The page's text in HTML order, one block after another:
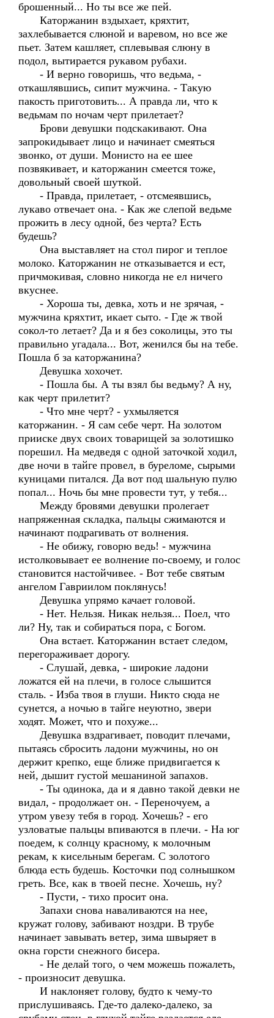
брошенный... Но ты все же пей.
Каторжанин вздыхает, кряхтит,
захлебывается слюной и варевом, но все же
пьет. Затем кашляет, сплевывая слюну в
подол, вытирается рукавом рубахи.
- И верно говоришь, что ведьма, -
откашлявшись, сипит мужчина. - Такую
пакость приготовить... А правда ли, что к
ведьмам по ночам черт прилетает?
Брови девушки подскакивают. Она
запрокидывает лицо и начинает смеяться
звонко, от души. Монисто на ее шее
позвякивает, и каторжанин смеется тоже,
довольный своей шуткой.
- Правда, прилетает, - отсмеявшись,
лукаво отвечает она. - Как же слепой ведьме
прожить в лесу одной, без черта? Есть
будешь?
Она выставляет на стол пирог и теплое
молоко. Каторжанин не отказывается и ест,
причмокивая, словно никогда не ел ничего
вкуснее.
- Хороша ты, девка, хоть и не зрячая, -
мужчина кряхтит, икает сыто. - Где ж твой
сокол-то летает? Да и я без соколицы, это ты
правильно угадала... Вот, женился бы на тебе.
Пошла б за каторжанина?
Девушка хохочет.
- Пошла бы. А ты взял бы ведьму? А ну,
как черт прилетит?
- Что мне черт? - ухмыляется
каторжанин. - Я сам себе черт. На золотом
прииске двух своих товарищей за золотишко
порешил. На медведя с одной заточкой ходил,
две ночи в тайге провел, в буреломе, сырыми
куницами питался. Да вот под шальную пулю
попал... Ночь бы мне провести тут, у тебя...
Между бровями девушки пролегает
напряженная складка, пальцы сжимаются и
начинают подрагивать от волнения.
- Не обижу, говорю ведь! - мужчина
истолковывает ее волнение по-своему, и голос
становится настойчивее. - Вот тебе святым
ангелом Гавриилом поклянусь!
Девушка упрямо качает головой.
- Нет. Нельзя. Никак нельзя... Поел, что
ли? Ну, так и собираться пора, с Богом.
Она встает. Каторжанин встает следом,
перегораживает дорогу.
- Слушай, девка, - широкие ладони
ложатся ей на плечи, в голосе слышится
сталь. - Изба твоя в глуши. Никто сюда не
сунется, а ночью в тайге неуютно, звери
ходят. Может, что и похуже...
Девушка вздрагивает, поводит плечами,
пытаясь сбросить ладони мужчины, но он
держит крепко, еще ближе придвигается к
ней, дышит густой мешаниной запахов.
- Ты одинока, да и я давно такой девки не
видал, - продолжает он. - Переночуем, а
утром увезу тебя в город. Хочешь? - его
узловатые пальцы впиваются в плечи. - На юг
поедем, к солнцу красному, к молочным
рекам, к кисельным берегам. С золотого
блюда есть будешь. Косточки под солнышком
греть. Все, как в твоей песне. Хочешь, ну?
- Пусти, - тихо просит она.
Запахи снова наваливаются на нее,
кружат голову, забивают ноздри. В трубе
начинает завывать ветер, зима швыряет в
окна горсти снежного бисера.
- Не делай того, о чем можешь пожалеть,
- произносит девушка.
И наклоняет голову, будто к чему-то
прислушиваясь. Где-то далеко-далеко, за